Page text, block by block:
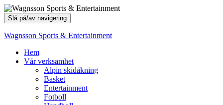
Slå på/av navigering
Wagnsson Sports & Entertainment
Hem
Vår verksamhet
Alpin skidåkning
Basket
Entertainment
Fotboll